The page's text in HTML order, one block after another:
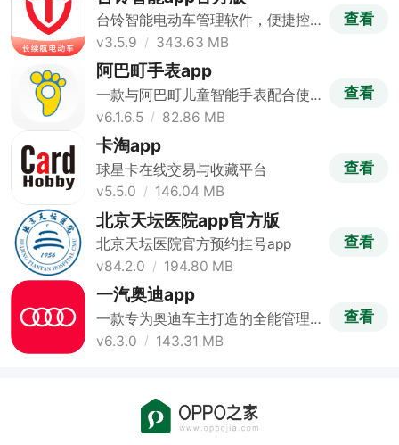
台铃智能电动车管理软件，便捷控
制出行
v3.5.9 343.63 MB
查看
阿巴町手表app
一款与阿巴町儿童智能手表配合使
用的手表应用
v6.1.6.5 82.86 MB
查看
卡淘app
球星卡在线交易与收藏平台
v5.5.0
146.04 MB
查看
北京天坛医院app官方版
北京天坛医院官方预约挂号app
v84.2.0
194.80 MB
查看
一汽奥迪app
一款专为奥迪车主打造的全能管理
软件
v6.3.0 143.31 MB
查看